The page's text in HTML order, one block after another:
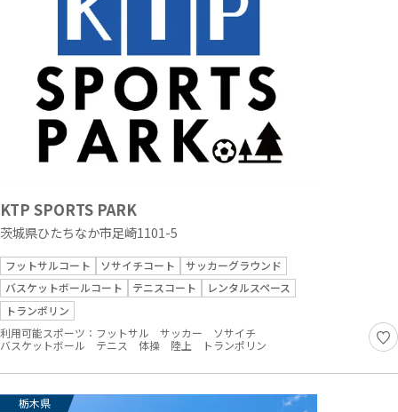
KTP SPORTS PARK
茨城県ひたちなか市足崎1101-5
フットサルコート ソサイチコート
サッカーグラウンド
バスケットボールコート
テニスコート
レンタルスペース
トランポリン
利用可能スポーツ： フットサル サッカー
ソサイチ
バスケットボール
テニス 体操 陸上 トランポリン
栃木県